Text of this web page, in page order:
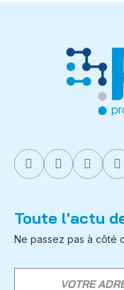
Toute l'actu
Ne passez pas à côté